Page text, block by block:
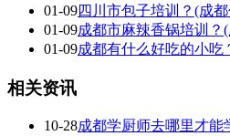
01-09四川市包子培训？(成
01-09成都市麻辣香锅培训？
01-09成都有什么好吃的小吃
相关资讯
10-28成都学厨师去哪里才能